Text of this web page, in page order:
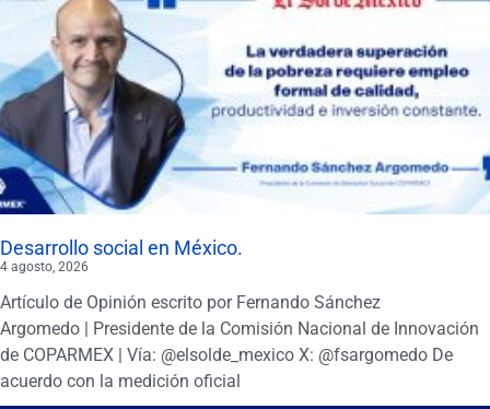
Desarrollo social en México.
4 agosto, 2026
Artículo de Opinión escrito por Fernando Sánchez
Argomedo | Presidente de la Comisión Nacional de Innovación
de COPARMEX | Vía: @elsolde_mexico X: @fsargomedo De
acuerdo con la medición oficial